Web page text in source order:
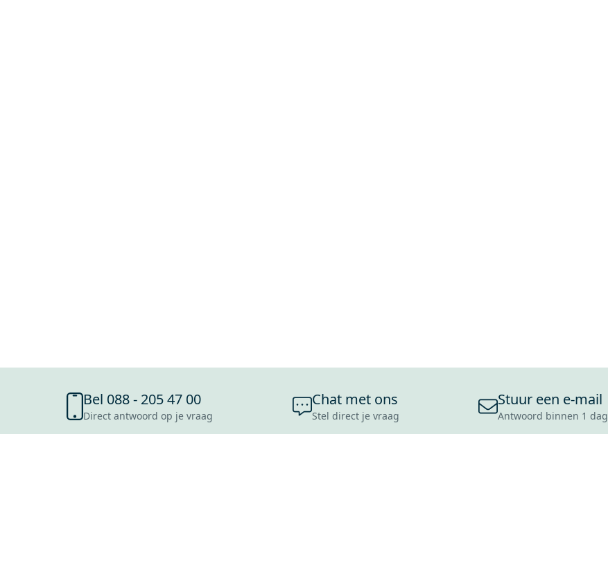
Bel 088 - 205 47 00
Direct antwoord op je vraag
Chat met ons
Stel direct je vraag
Stuur een e-mail
Antwoord binnen 1 dag